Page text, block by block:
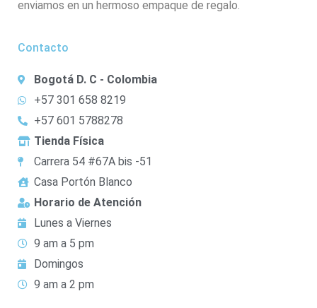
enviamos en un hermoso empaque de regalo.
Contacto
Bogotá D. C - Colombia
+57 301 658 8219
+57 601 5788278
Tienda Física
Carrera 54 #67A bis -51
Casa Portón Blanco
Horario de Atención
Lunes a Viernes
9 am a 5 pm
Domingos
9 am a 2 pm